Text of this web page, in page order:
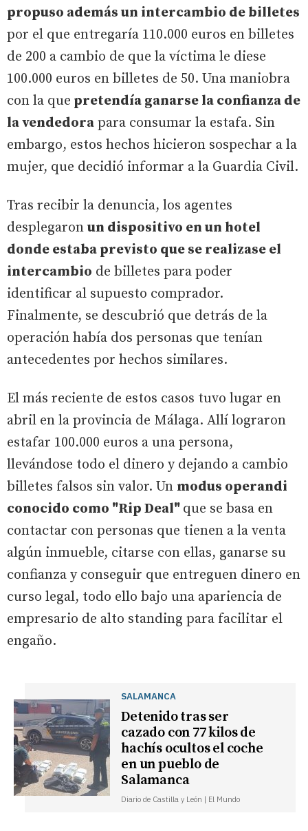
propuso además un intercambio de billetes
por el que entregaría 110.000 euros en billetes
de 200 a cambio de que la víctima le diese
100.000 euros en billetes de 50. Una maniobra
con la que pretendía ganarse la confianza de
la vendedora para consumar la estafa. Sin
embargo, estos hechos hicieron sospechar a la
mujer, que decidió informar a la Guardia Civil.
Tras recibir la denuncia, los agentes
desplegaron un dispositivo en un hotel
donde estaba previsto que se realizase el
intercambio de billetes para poder
identificar al supuesto comprador.
Finalmente, se descubrió que detrás de la
operación había dos personas que tenían
antecedentes por hechos similares.
El más reciente de estos casos tuvo lugar en
abril en la provincia de Málaga. Allí lograron
estafar 100.000 euros a una persona,
llevándose todo el dinero y dejando a cambio
billetes falsos sin valor. Un modus operandi
conocido como "Rip Deal" que se basa en
contactar con personas que tienen a la venta
algún inmueble, citarse con ellas, ganarse su
confianza y conseguir que entreguen dinero en
curso legal, todo ello bajo una apariencia de
empresario de alto standing para facilitar el
engaño.
SALAMANCA
Detenido tras ser
cazado con 77 kilos de
hachís ocultos el coche
en un pueblo de
Salamanca
Diario de Castilla y León | El Mundo